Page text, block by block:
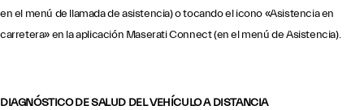
en el menú de llamada de asistencia) o tocando el icono «Asistencia en
carretera» en la aplicación Maserati Connect (en el menú de Asistencia).
DIAGNÓSTICO DE SALUD DEL VEHÍCULO A DISTANCIA